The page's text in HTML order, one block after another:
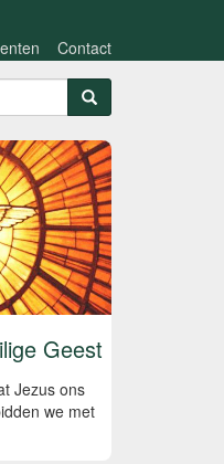
Contact
Geest
Jezus ons
we met